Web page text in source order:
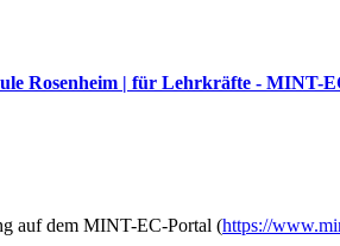
Rosenheim | für Lehrkräfte - MINT-
auf dem MINT-EC-Portal (https://